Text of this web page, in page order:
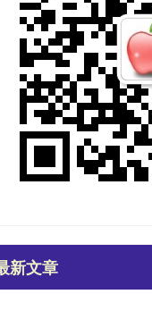
新文章